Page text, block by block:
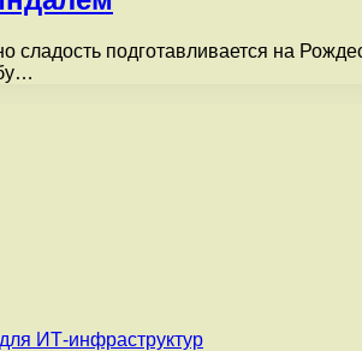
подготавливается на
ИТ-инфраструктур